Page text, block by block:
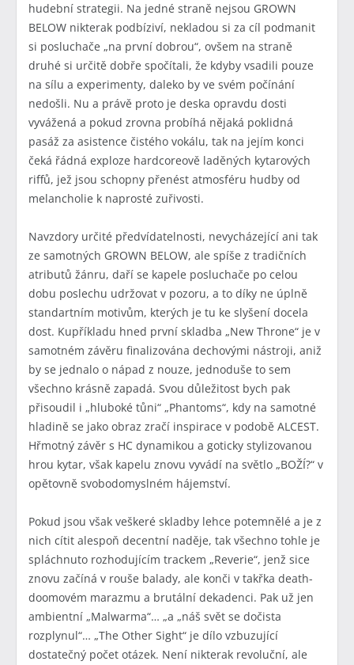
hudební strategii. Na jedné straně nejsou GROWN
BELOW nikterak podbíziví, nekladou si za cíl podmanit
si posluchače „na první dobrou“, ovšem na straně
druhé si určitě dobře spočítali, že kdyby vsadili pouze
na sílu a experimenty, daleko by ve svém počínání
nedošli. Nu a právě proto je deska opravdu dosti
vyvážená a pokud zrovna probíhá nějaká poklidná
pasáž za asistence čistého vokálu, tak na jejím konci
čeká řádná exploze hardcoreově laděných kytarových
riffů, jež jsou schopny přenést atmosféru hudby od
melancholie k naprosté zuřivosti.
Navzdory určité předvídatelnosti, nevycházející ani tak
ze samotných GROWN BELOW, ale spíše z tradičních
atributů žánru, daří se kapele posluchače po celou
dobu poslechu udržovat v pozoru, a to díky ne úplně
standartním motivům, kterých je tu ke slyšení docela
dost. Kupříkladu hned první skladba „New Throne“ je v
samotném závěru finalizována dechovými nástroji, aniž
by se jednalo o nápad z nouze, jednoduše to sem
všechno krásně zapadá. Svou důležitost bych pak
přisoudil i „hluboké tůni“ „Phantoms“, kdy na samotné
hladině se jako obraz zračí inspirace v podobě ALCEST.
Hřmotný závěr s HC dynamikou a goticky stylizovanou
hrou kytar, však kapelu znovu vyvádí na světlo „BOŽÍ?“ v
opětovně svobodomyslném hájemství.
Pokud jsou však veškeré skladby lehce potemnělé a je z
nich cítit alespoň decentní naděje, tak všechno tohle je
spláchnuto rozhodujícím trackem „Reverie“, jenž sice
znovu začíná v rouše balady, ale konči v takřka death-
doomovém marazmu a brutální dekadenci. Pak už jen
ambientní „Malwarma“… „a „náš svět se dočista
rozplynul“… „The Other Sight“ je dílo vzbuzující
dostatečný počet otázek. Není nikterak revoluční, ale